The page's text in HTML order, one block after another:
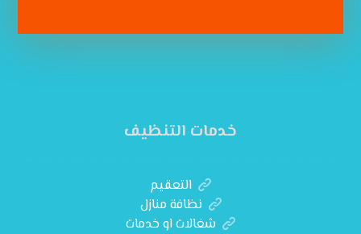
خدمات التنظيف
التعقيم
نظافة منازل
شغالات او خدمات